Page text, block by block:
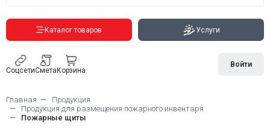
Каталог товаров Услуги
СоцсетиСметаКорзина
Войти
Главная
Продукция
Продукция для размещения пожарного инвентаря
Пожарные щиты